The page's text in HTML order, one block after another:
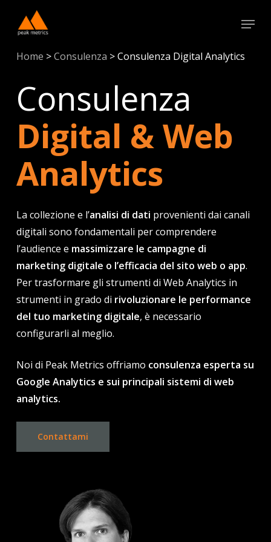
content
Menu
Home >Consulenza >Consulenza Digital Analytics
Consulenza
Digital & Web
Analytics
La collezione e l’analisi di dati provenienti dai canali
digitali sono fondamentali per comprendere
l’audience e massimizzare le campagne di
marketing digitale o l’efficacia del sito web o app.
Per trasformare gli strumenti di Web Analytics in
strumenti in grado di rivoluzionare le performance
del tuo marketing digitale, è necessario
configurarli al meglio.
Noi di Peak Metrics offriamo consulenza esperta su
Google Analytics e sui principali sistemi di web
analytics.
Contattami
Menu